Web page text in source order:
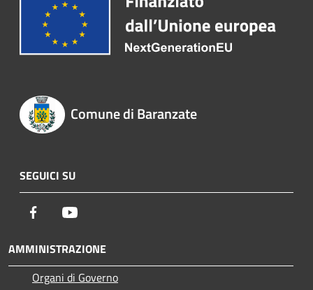
Comune di Baranzate
SEGUICI SU
Facebook
AMMINISTRAZIONE
Organi di Governo